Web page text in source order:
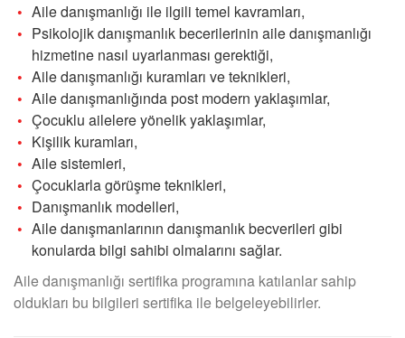
Aile danışmanlığı ile ilgili temel kavramları,
Psikolojik danışmanlık becerilerinin aile danışmanlığı
hizmetine nasıl uyarlanması gerektiği,
Aile danışmanlığı kuramları ve teknikleri,
Aile danışmanlığında post modern yaklaşımlar,
Çocuklu ailelere yönelik yaklaşımlar,
Kişilik kuramları,
Aile sistemleri,
Çocuklarla görüşme teknikleri,
Danışmanlık modelleri,
Aile danışmanlarının danışmanlık becverileri gibi
konularda bilgi sahibi olmalarını sağlar.
Aile danışmanlığı sertifika programına katılanlar sahip
oldukları bu bilgileri sertifika ile belgeleyebilirler.